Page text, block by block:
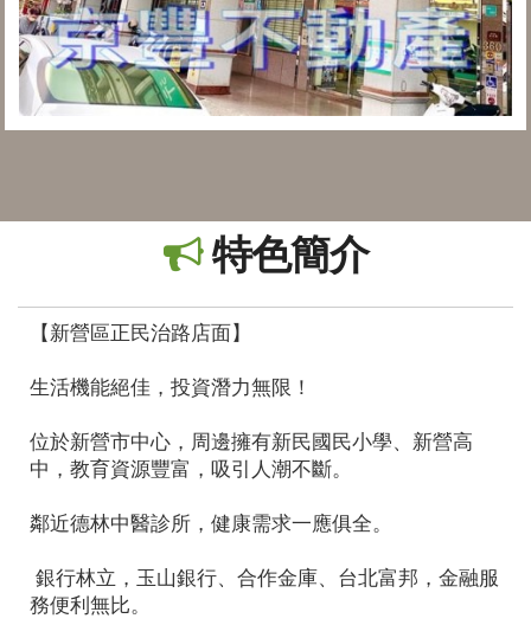
特色簡介
【新營區正民治路店面】
生活機能絕佳，投資潛力無限！
位於新營市中心，周邊擁有新民國民小學、新營高
中，教育資源豐富，吸引人潮不斷。
鄰近德林中醫診所，健康需求一應俱全。
銀行林立，玉山銀行、合作金庫、台北富邦，金融服
務便利無比。